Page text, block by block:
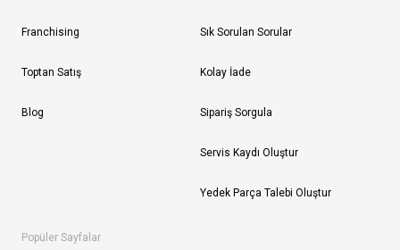
Franchising
Toptan Satış
Blog
Sık Sorulan Sorular
Kolay İade
Sipariş Sorgula
Servis Kaydı Oluştur
Yedek Parça Talebi Oluştur
Popüler Sayfalar